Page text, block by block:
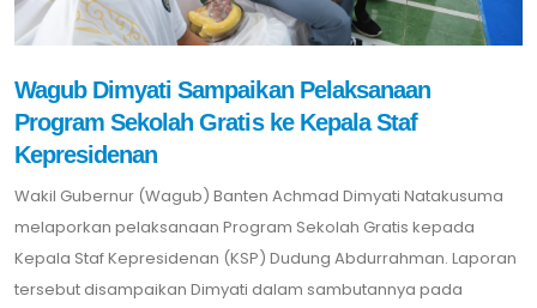
Wagub Dimyati Sampaikan Pelaksanaan
Program Sekolah Gratis ke Kepala Staf
Kepresidenan
Wakil Gubernur (Wagub) Banten Achmad Dimyati Natakusuma
melaporkan pelaksanaan Program Sekolah Gratis kepada
Kepala Staf Kepresidenan (KSP) Dudung Abdurrahman. Laporan
tersebut disampaikan Dimyati dalam sambutannya pada